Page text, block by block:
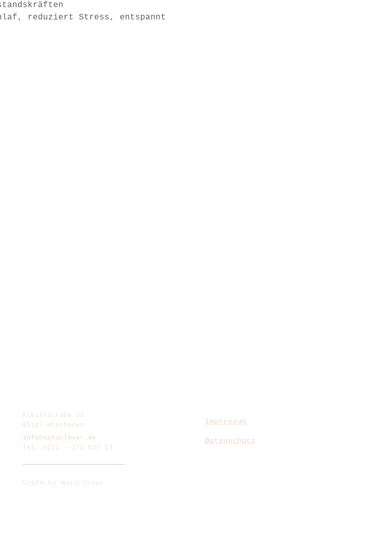
reduziert Stress, entspannt
Kleiststraße 11
65187 Wiesbaden
info@naturlover.de
Tel: 0151 - 172 027 13
Impressum
Datenschutz
©2026 by Naturlover.